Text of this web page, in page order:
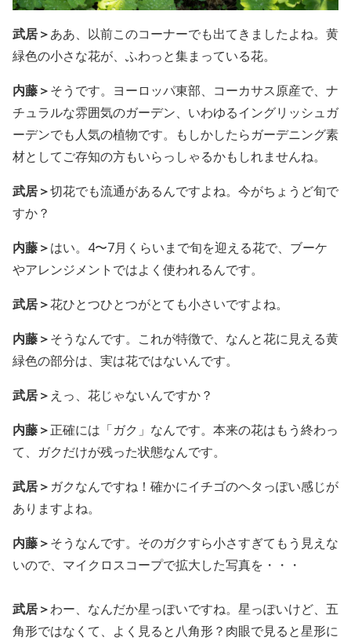
武居＞ああ、以前このコーナーでも出てきましたよね。黄
緑色の小さな花が、ふわっと集まっている花。
内藤＞そうです。ヨーロッパ東部、コーカサス原産で、ナ
チュラルな雰囲気のガーデン、いわゆるイングリッシュガ
ーデンでも人気の植物です。もしかしたらガーデニング素
材としてご存知の方もいらっしゃるかもしれませんね。
武居＞切花でも流通があるんですよね。今がちょうど旬で
すか？
内藤＞はい。4〜7月くらいまで旬を迎える花で、ブーケ
やアレンジメントではよく使われるんです。
武居＞花ひとつひとつがとても小さいですよね。
内藤＞そうなんです。これが特徴で、なんと花に見える黄
緑色の部分は、実は花ではないんです。
武居＞ えっ、花じゃないんですか？
内藤＞正確には「ガク」なんです。本来の花はもう終わっ
て、ガクだけが残った状態なんです。
武居＞ ガクなんですね！確かにイチゴのヘタっぽい感じが
ありますよね。
内藤＞そうなんです。そのガクすら小さすぎてもう見えな
いので、マイクロスコープで拡大した写真を・・・
武居＞わー、なんだか星っぽいですね。星っぽいけど、五
角形ではなくて、よく見ると八角形？肉眼で見ると星形に